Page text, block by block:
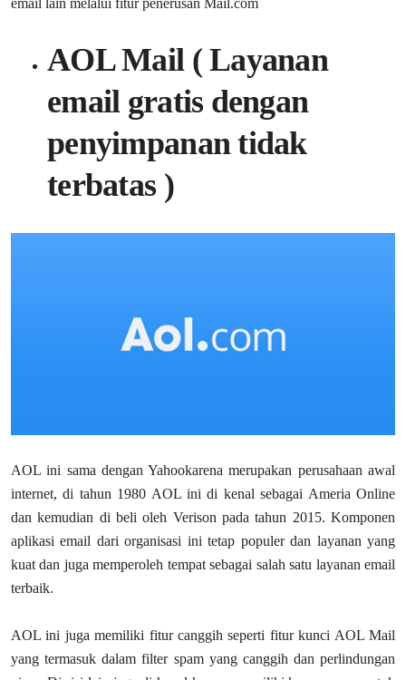
email lain melalui fitur penerusan Mail.com
AOL Mail ( Layanan
email gratis dengan
penyimpanan tidak
terbatas )
AOL ini sama dengan Yahookarena merupakan perusahaan awal
internet, di tahun 1980 AOL ini di kenal sebagai Ameria Online
dan kemudian di beli oleh Verison pada tahun 2015. Komponen
aplikasi email dari organisasi ini tetap populer dan layanan yang
kuat dan juga memperoleh tempat sebagai salah satu layanan email
terbaik.
AOL ini juga memiliki fitur canggih seperti fitur kunci AOL Mail
yang termasuk dalam filter spam yang canggih dan perlindungan